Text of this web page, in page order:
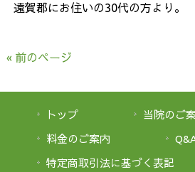
遠賀郡にお住いの30代の方より。
« 前のページ
トップ
当院のご
料金のご案内
特定商取引法に基づく表記